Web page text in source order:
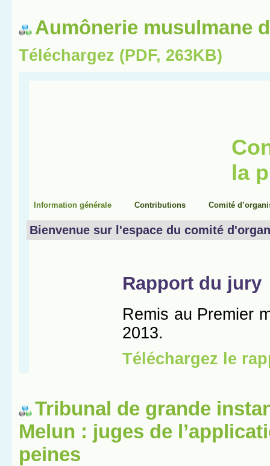
Aumônerie musulmane
Téléchargez (PDF, 263KB)
Tribunal de grande
Melun : juges de
peines